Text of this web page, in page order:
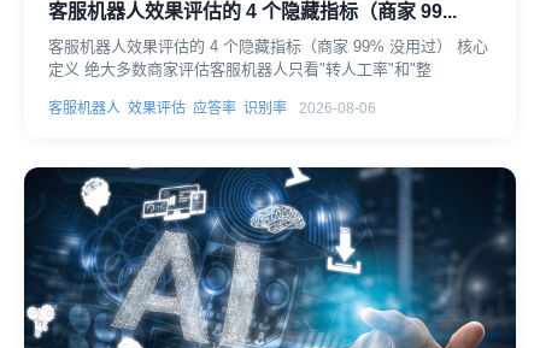
客服机器人效果评估的 4 个隐藏指标（商家 99...
客服机器人效果评估的 4 个隐藏指标（商家 99% 没用过） 核心
定义 绝大多数商家评估客服机器人只看"转人工率"和"整
客服机器人 效果评估 应答率 识别率 2026-08-06